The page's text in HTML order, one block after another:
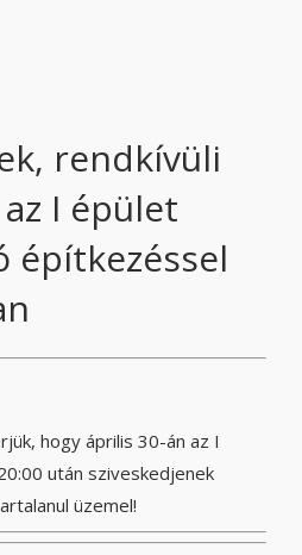
rendkívüli
I épület
építkezéssel
hogy április 30-án az I
után sziveskedjenek
üzemel!